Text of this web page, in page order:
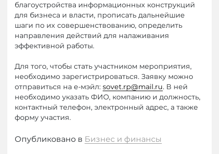
благоустройства информационных конструкций
для бизнеса и власти, прописать дальнейшие
шаги по их совершенствованию, определить
направления действий для налаживания
эффективной работы.
Для того, чтобы стать участником мероприятия,
необходимо зарегистрироваться. Заявку можно
отправиться на е-мэйл: sovet.rp@mail.ru. В ней
необходимо указать ФИО, компанию и должность,
контактный телефон, электронный адрес, а также
форму участия.
Опубликовано в Бизнес и финансы